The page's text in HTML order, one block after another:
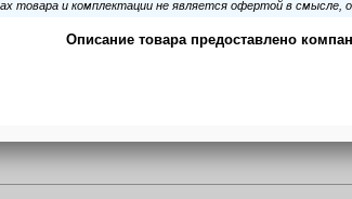
<17-4222> Кабель Jack3.5-M --> 2RCA-M 1.5м